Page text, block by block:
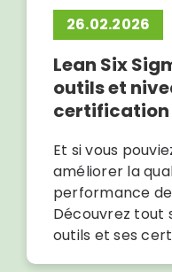
26.02.2026
Lean Six
outils et
certification
Et si vous
améliorer la
performance
Découvrez tout
outils et ses